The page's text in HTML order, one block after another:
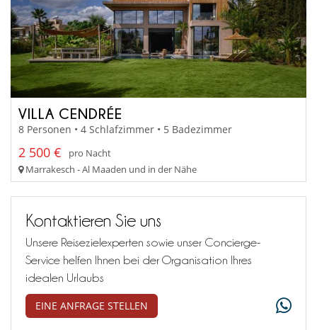
VILLA CENDRÉE
8 Personen • 4 Schlafzimmer • 5 Badezimmer
2 500 €
pro Nacht
Marrakesch - Al Maaden und in der Nähe
Kontaktieren Sie uns
Unsere Reisezielexperten sowie unser Concierge-
Service helfen Ihnen bei der Organisation Ihres
idealen Urlaubs
EINE ANFRAGE STELLEN